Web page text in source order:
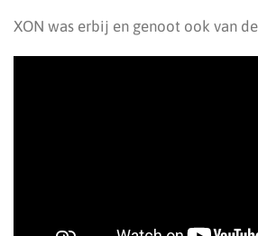
XON was erbij en genoot ook van